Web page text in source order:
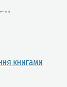
книгами